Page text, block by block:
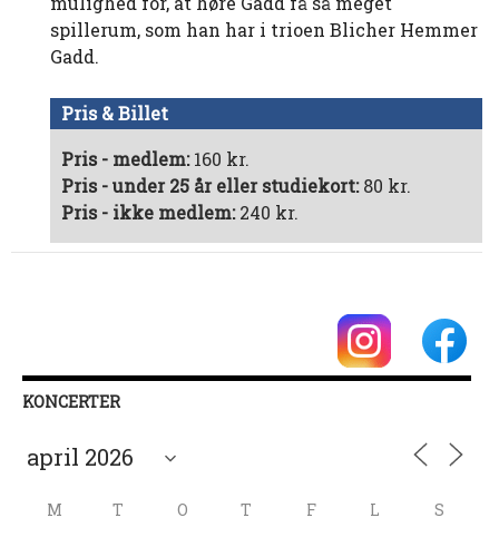
spillerum, som han har i trioen Blicher Hemmer
Gadd.
Pris & Billet
Pris - medlem:160 kr.
Pris - under 25 år eller studiekort:80 kr.
Pris - ikke medlem:240 kr.
KONCERTER
M T O T F L S